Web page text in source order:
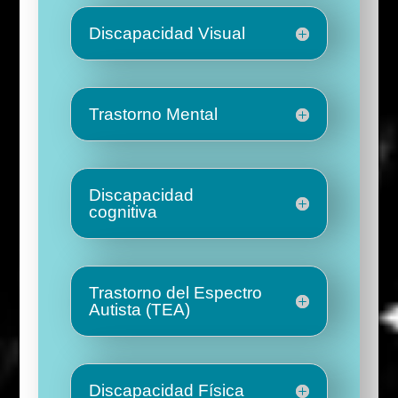
Discapacidad Visual
Trastorno Mental
Discapacidad
cognitiva
Trastorno del Espectro
Autista (TEA)
Discapacidad Física